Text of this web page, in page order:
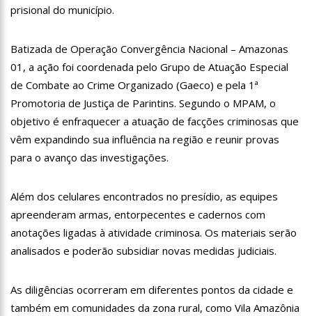
23:40 Hissa Abrahão critica decisão de Barroso sobre piso salarial
de enfermeiros
18:08 Com quase 300 mil votos para o Senado em 2018, Hissa é
recebido por multidão na zona Sul de Manaus
12:51 Hissa Abrahão dispara e deve ser o primeiro no Avante à
Câmara Federal
Hissa Abrahão fala em oportunidades para feirantes no
Eldorado
20:33 Hissa Abrahão pede aos eleitores que compareçam às urnas
Tecnologia 5G: Sinal em Manaus será ativado até novembro
deste ano
sábado em Manaus
18:03 Bolsistas do Prouni começam a receber hoje auxílio de R$
prisional do município.
Batizada de Operação Convergência Nacional – Amazonas
01, a ação foi coordenada pelo Grupo de Atuação Especial
de Combate ao Crime Organizado (Gaeco) e pela 1ª
Promotoria de Justiça de Parintins. Segundo o MPAM, o
objetivo é enfraquecer a atuação de facções criminosas que
vêm expandindo sua influência na região e reunir provas
para o avanço das investigações.
Além dos celulares encontrados no presídio, as equipes
apreenderam armas, entorpecentes e cadernos com
anotações ligadas à atividade criminosa. Os materiais serão
analisados e poderão subsidiar novas medidas judiciais.
As diligências ocorreram em diferentes pontos da cidade e
também em comunidades da zona rural, como Vila Amazônia